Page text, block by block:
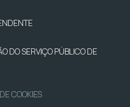
DO SERVIÇO PÚBLICO DE
COOKIES